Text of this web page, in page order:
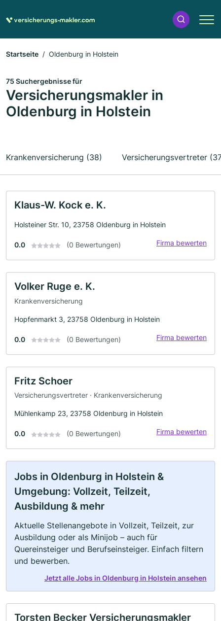
Startseite Oldenburg in Holstein
75 Suchergebnisse für
Versicherungsmakler in
Oldenburg in Holstein
Krankenversicherung (38) Versicherungsvertreter
Klaus-W. Kock e. K.
Holsteiner Str. 10, 23758 Oldenburg in Holstein
0.0 (0 Bewertungen) Firma bewerten
Volker Ruge e. K.
Krankenversicherung
Hopfenmarkt 3, 23758 Oldenburg in Holstein
0.0 (0 Bewertungen) Firma bewerten
Fritz Schoer
Versicherungsvertreter · Krankenversicherung
Mühlenkamp 23, 23758 Oldenburg in Holstein
0.0 (0 Bewertungen) Firma bewerten
Jobs in Oldenburg in Holstein &
Umgebung: Vollzeit, Teilzeit,
Ausbildung & mehr
Aktuelle Stellenangebote in Vollzeit, Teilzeit, zur
Ausbildung oder als Minijob – auch für
Quereinsteiger und Berufseinsteiger. Einfach filtern
und bewerben.
Jetzt alle Jobs in Oldenburg in Holstein ansehen
Torsten Becker Versicherungsmakler